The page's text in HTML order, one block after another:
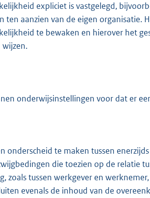
expliciet is vastgelegd,
ten aanzien van de eigen
te bewaken en hierover het
onderwijsinstellingen voor dat er
onderscheid te maken tussen
die toezien op de relatie
zoals tussen werkgever en
evenals de inhoud van de